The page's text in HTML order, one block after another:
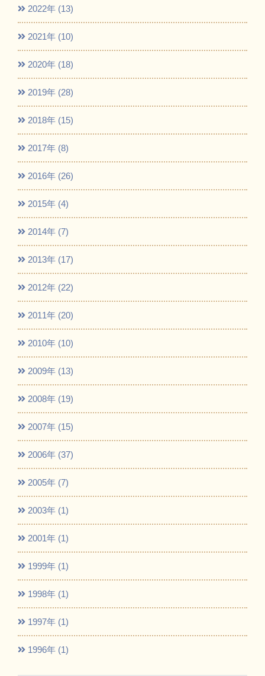
2022年 (13)
2021年 (10)
2020年 (18)
2019年 (28)
2018年 (15)
2017年 (8)
2016年 (26)
2015年 (4)
2014年 (7)
2013年 (17)
2012年 (22)
2011年 (20)
2010年 (10)
2009年 (13)
2008年 (19)
2007年 (15)
2006年 (37)
2005年 (7)
2003年 (1)
2001年 (1)
1999年 (1)
1998年 (1)
1997年 (1)
1996年 (1)